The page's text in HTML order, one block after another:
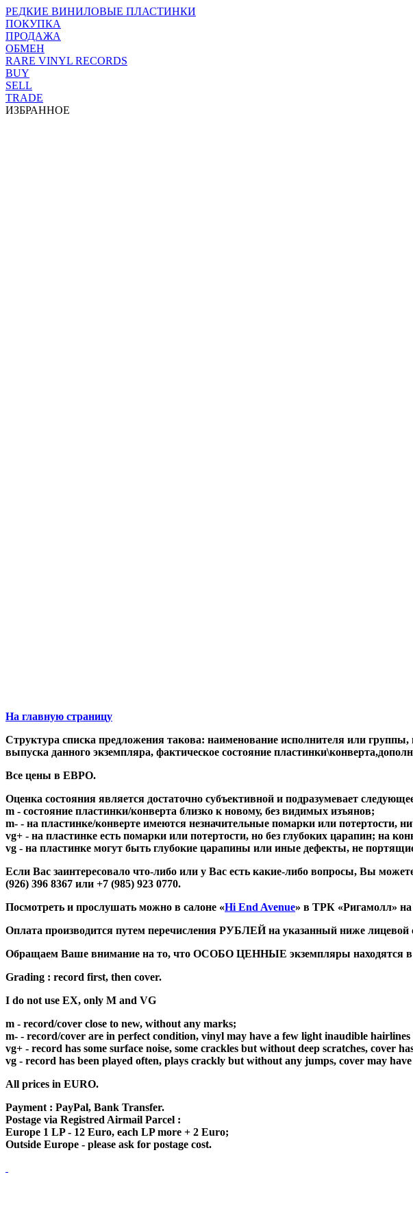
РЕДКИЕ ВИНИЛОВЫЕ ПЛАСТИНКИ
ПОКУПКА
ПРОДАЖА
ОБМЕН
RARE VINYL RECORDS
BUY
SELL
TRADE
ИЗБРАННОЕ
На главную страницу
Структура списка предложения такова: наименование исполнителя или группы,
выпуска данного экземпляра, фактическое состояние
Все цены в ЕВРО.
Оценка состояния является достаточно субъективной и подразумевает
m - состояние пластинки/конверта близко к новому, без видимых изъянов;
m- - на пластинке/конверте имеются незначительные помарки или потертости,
vg+ - на пластинке есть помарки или потертости, но без глубоких царапин; на
vg - на пластинке могут быть глубокие царапины или иные дефекты, не
Если Вас заинтересовало что-либо или у Вас есть какие-либо вопросы, Вы
(926) 396 8367 или +7 (985) 923 0770.
Посмотреть и прослушать можно в салоне «Hi End Avenue» в ТРК «Ригамолл»
Оплата производится путем перечисления РУБЛЕЙ на указанный ниже лицевой
Обращаем Ваше внимание на то, что ОСОБО ЦЕННЫЕ экземпляры находятся в
Grading : record first, then cover.
I do not use EX, only M and VG
m - record/cover close to new, without any marks;
m- - record/cover are in perfect condition, vinyl may have a few light inaudible
vg+ - record has some surface noise, some crackles but without deep scratches, cover
vg - record has been played often, plays crackly but without any jumps, cover may
All prices in EURO.
Payment : PayPal, Bank Transfer.
Postage via Registred Airmail Parcel :
Europe 1 LP - 12 Euro, each LP more + 2 Euro;
Outside Europe - please ask for postage cost.